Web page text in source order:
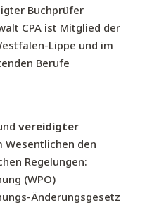
Buchprüfer
CPA ist Mitglied der
Lippe und im
Berufe
vereidigter
den
Regelungen:
(WPO)
Änderungsgesetz